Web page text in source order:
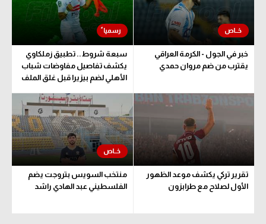
خبر في الجول - الكرمة العراقي
يقترب من ضم مروان حمدي
سبعة شروط.. تطبيق زملكاوي
يكشف تفاصيل مفاوضات شباب
الأهلي لضم بيزيرا قبل غلق الملف
تقرير تركي يكشف موعد الظهور
الأول لصلاح مع طرابزون
منتخب السويس بتروجت يضم
الفلسطيني عبد الهادي راشد